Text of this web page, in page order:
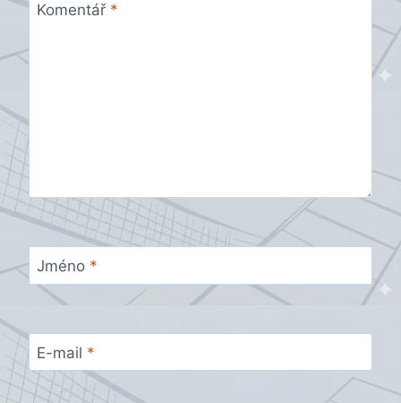
Komentář *
Jméno *
E-mail *